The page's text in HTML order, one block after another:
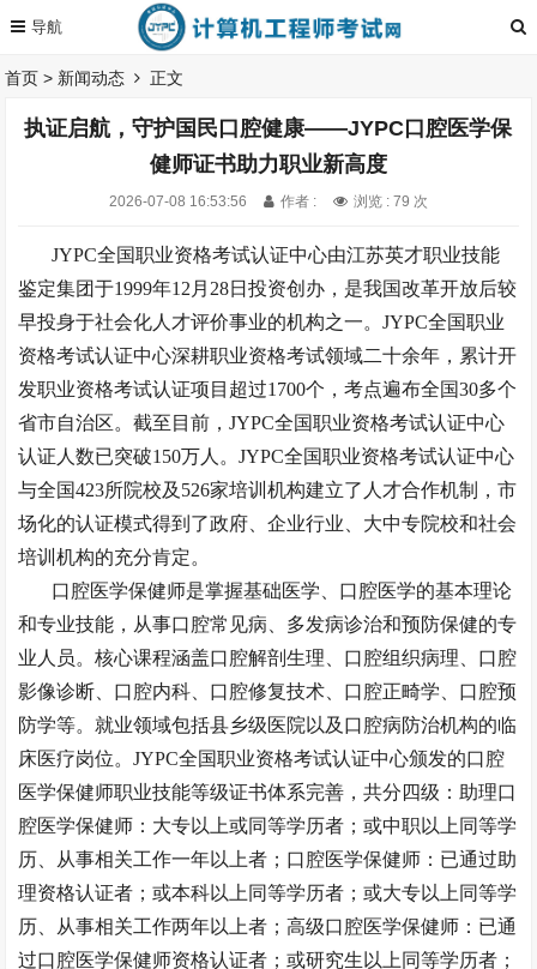
首页 > 新闻动态 正文
执证启航，守护国民口腔健康——JYPC口腔医学保
健师证书助力职业新高度
2026-07-08 16:53:56 作者 : 浏览 : 79 次
JYPC全国职业资格考试认证中心由江苏英才职业技能
鉴定集团于1999年12月28日投资创办 ，是我国改革开放后较
早投身于社会化人才评价事业的机构之一。JYPC全国职业
资格考试认证中心深耕职业资格考试领域二十余年，累计开
发职业资格考试认证项目超过1700个，考点遍布全国30多个
省市自治区。截至目前，JYPC全国职业资格考试认证中心
认证人数已突破150万人 。JYPC全国职业资格考试认证中心
与全国423所院校及526家培训机构建立了人才合作机制，市
场化的认证模式得到了政府、企业行业、大中专院校和社会
培训机构的充分肯定。
口腔医学保健师是掌握基础医学、口腔医学的基本理论
和专业技能，从事口腔常见病、多发病诊治和预防保健的专
业人员。核心课程涵盖口腔解剖生理、口腔组织病理、口腔
影像诊断、口腔内科、口腔修复技术、口腔正畸学、口腔预
防学等。就业领域包括县乡级医院以及口腔病防治机构的临
床医疗岗位。JYPC全国职业资格考试认证中心颁发的口腔
医学保健师职业技能等级证书体系完善，共分四级 ：助理口
腔医学保健师：大专以上或同等学历者；或中职以上同等学
历、从事相关工作一年以上者 ； 口腔医学保健师：已通过助
理资格认证者；或本科以上同等学历者；或大专以上同等学
历、从事相关工作两年以上者 ；高级口腔医学保健师：已通
过口腔医学保健师资格认证者；或研究生以上同等学历者；